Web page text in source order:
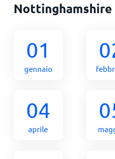
01
gennaio
04
aprile